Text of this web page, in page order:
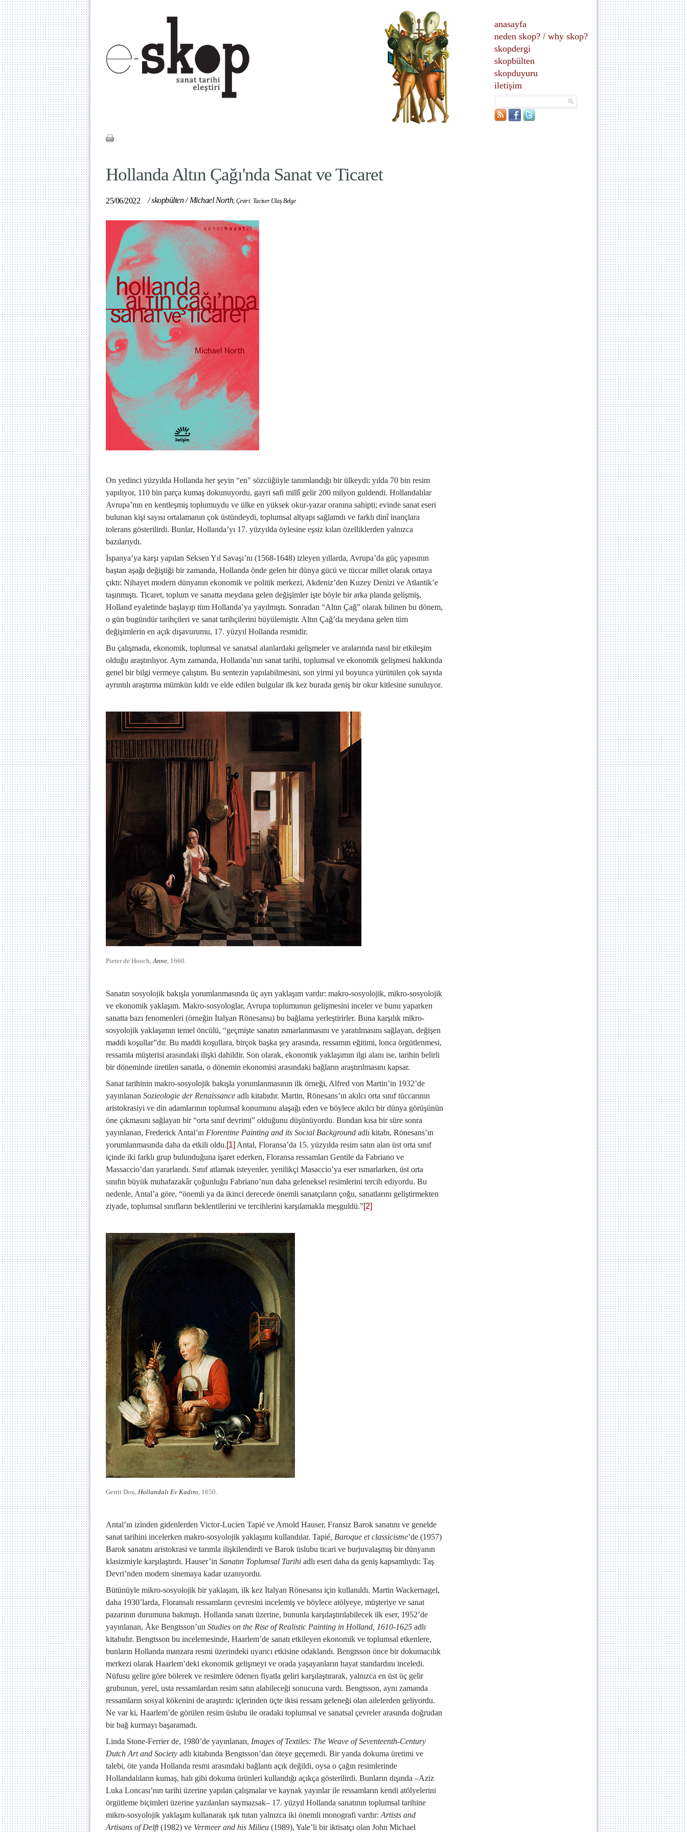
anasayfa
neden skop? / why skop?
skopdergi
skopbülten
skopduyuru
iletişim
Hollanda Altın Çağı'nda Sanat ve Ticaret
25/06/2022 /skopbülten /Michael North, Çeviri: Taciser Ulaş Belge
On yedinci yüzyılda Hollanda her şeyin “en" sözcüğüyle tanımlandığı bir ülkeydi: yılda 70 bin resim
yapılıyor, 110 bin parça kumaş dokunuyordu, gayri safi millî gelir 200 milyon guldendi. Hollandalılar
Avrupa’nın en kentleşmiş toplumuydu ve ülke en yüksek okur-yazar oranına sahipti; evinde sanat eseri
bulunan kişi sayısı ortalamanın çok üstündeydi, toplumsal altyapı sağlamdı ve farklı dinî inançlara
tolerans gösterilirdi. Bunlar, Hollanda’yı 17. yüzyılda öylesine eşsiz kılan özelliklerden yalnızca
bazılarıydı.
İspanya’ya karşı yapılan Seksen Yıl Savaşı’nı (1568-1648) izleyen yıllarda, Avrupa’da güç yapısının
baştan aşağı değiştiği bir zamanda, Hollanda önde gelen bir dünya gücü ve tüccar millet olarak ortaya
çıktı: Nihayet modern dünyanın ekonomik ve politik merkezi, Akdeniz’den Kuzey Denizi ve Atlantik’e
taşınmıştı. Ticaret, toplum ve sanatta meydana gelen değişimler işte böyle bir arka planda gelişmiş,
Holland eyaletinde başlayıp tüm Hollanda’ya yayılmıştı. Sonradan “Altın Çağ” olarak bilinen bu dönem,
o gün bugündür tarihçileri ve sanat tarihçilerini büyülemiştir. Altın Çağ’da meydana gelen tüm
değişimlerin en açık dışavurumu, 17. yüzyıl Hollanda resmidir.
Bu çalışmada, ekonomik, toplumsal ve sanatsal alanlardaki gelişmeler ve aralarında nasıl bir etkileşim
olduğu araştırılıyor. Aynı zamanda, Hollanda’nın sanat tarihi, toplumsal ve ekonomik gelişmesi hakkında
genel bir bilgi vermeye çalıştım. Bu sentezin yapılabilmesini, son yirmi yıl boyunca yürütülen çok sayıda
ayrıntılı araştırma mümkün kıldı ve elde edilen bulgular ilk kez burada geniş bir okur kitlesine sunuluyor.
Pieter de Hooch,Anne, 1660.
Sanatın sosyolojik bakışla yorumlanmasında üç ayrı yaklaşım vardır: makro-sosyolojik, mikro-sosyolojik
ve ekonomik yaklaşım. Makro-sosyologlar, Avrupa toplumunun gelişmesini inceler ve bunu yaparken
sanatta bazı fenomenleri (örneğin İtalyan Rönesansı) bu bağlama yerleştirirler. Buna karşılık mikro-
sosyolojik yaklaşımın temel öncülü, “geçmişte sanatın ısmarlanmasını ve yaratılmasını sağlayan, değişen
maddi koşullar”dır. Bu maddi koşullara, birçok başka şey arasında, ressamın eğitimi, lonca örgütlenmesi,
ressamla müşterisi arasındaki ilişki dahildir. Son olarak, ekonomik yaklaşımın ilgi alanı ise, tarihin belirli
bir döneminde üretilen sanatla, o dönemin ekonomisi arasındaki bağların araştırılmasını kapsar.
Sanat tarihinin makro-sosyolojik bakışla yorumlanmasının ilk örneği, Alfred von Martin’in 1932’de
yayınlanan Sozieologie der Renaissance adlı kitabıdır. Martin, Rönesans’ın akılcı orta sınıf tüccarının
aristokrasiyi ve din adamlarının toplumsal konumunu alaşağı eden ve böylece akılcı bir dünya görüşünün
öne çıkmasını sağlayan bir “orta sınıf devrimi” olduğunu düşünüyordu. Bundan kısa bir süre sonra
yayınlanan, Frederick Antal’ın Florentine Painting and its Social Background adlı kitabı, Rönesans’ın
yorumlanmasında daha da etkili oldu.[1] Antal, Floransa’da 15. yüzyılda resim satın alan üst orta sınıf
içinde iki farklı grup bulunduğuna işaret ederken, Floransa ressamları Gentile da Fabriano ve
Massaccio’dan yararlandı. Sınıf atlamak isteyenler, yenilikçi Masaccio’ya eser ısmarlarken, üst orta
sınıfın büyük muhafazakâr çoğunluğu Fabriano’nun daha geleneksel resimlerini tercih ediyordu. Bu
nedenle, Antal’a göre, “önemli ya da ikinci derecede önemli sanatçıların çoğu, sanatlarını geliştirmekten
ziyade, toplumsal sınıfların beklentilerini ve tercihlerini karşılamakla meşguldü.”[2]
Gerrit Dou, Hollandalı Ev Kadını, 1650.
Antal’ın izinden gidenlerden Victor-Lucien Tapié ve Arnold Hauser, Fransız Barok sanatını ve genelde
sanat tarihini incelerken makro-sosyolojik yaklaşımı kullandılar. Tapié , Baroque et classicisme’de (1957)
Barok sanatını aristokrasi ve tarımla ilişkilendirdi ve Barok üslubu ticari ve burjuvalaşmış bir dünyanın
klasizmiyle karşılaştırdı. Hauser’in Sanatın Toplumsal Tarihi adlı eseri daha da geniş kapsamlıydı: Taş
Devri’nden modern sinemaya kadar uzanıyordu.
Bütünüyle mikro-sosyolojik bir yaklaşım, ilk kez İtalyan Rönesansı için kullanıldı. Martin Wackernagel,
daha 1930’larda, Floransalı ressamların çevresini incelemiş ve böylece atölyeye, müşteriye ve sanat
pazarının durumuna bakmıştı. Hollanda sanatı üzerine, bununla karşılaştırılabilecek ilk eser, 1952’de
yayınlanan, Åke Bengtsson’un Studies on the Rise of Realistic Painting in Holland, 1610-1625 adlı
kitabıdır. Bengtsson bu incelemesinde, Haarlem’de sanatı etkileyen ekonomik ve toplumsal etkenlere,
bunların Hollanda manzara resmi üzerindeki uyarıcı etkisine odaklandı. Bengtsson önce bir dokumacılık
merkezi olarak Haarlem’deki ekonomik gelişmeyi ve orada yaşayanların hayat standardını inceledi.
Nüfusu gelire göre bölerek ve resimlere ödenen fiyatla geliri karşılaştırarak, yalnızca en üst üç gelir
grubunun, yerel, usta ressamlardan resim satın alabileceği sonucuna vardı. Bengtsson, aynı zamanda
ressamların sosyal kökenini de araştırdı: içlerinden üçte ikisi ressam geleneği olan ailelerden geliyordu.
Ne var ki, Haarlem’de görülen resim üslubu ile oradaki toplumsal ve sanatsal çevreler arasında doğrudan
bir bağ kurmayı başaramadı.
Linda Stone-Ferrier de, 1980’de yayınlanan, Images of Textiles: The Weave of Seventeenth-Century
Dutch Art and Society adlı kitabında Bengtsson’dan öteye geçemedi. Bir yanda dokuma üretimi ve
talebi, öte yanda Hollanda resmi arasındaki bağlantı açık değildi, oysa o çağın resimlerinde
Hollandalıların kumaş, halı gibi dokuma ürünleri kullandığı açıkça gösterilirdi. Bunların dışında –Aziz
Luka Loncası’nın tarihi üzerine yapılan çalışmalar ve kaynak yayınlar ile ressamların kendi atölyelerini
örgütleme biçimleri üzerine yazılanları saymazsak– 17. yüzyıl Hollanda sanatının toplumsal tarihine
mikro-sosyolojik yaklaşım kullanarak ışık tutan yalnızca iki önemli monografi vardır: Artists and
Artisans of Delft(1982) ve Vermeer and his Milieu (1989), Yale’li bir iktisatçı olan John Michael